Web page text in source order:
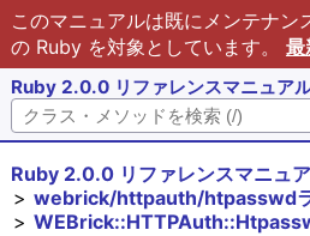
このマニュアルは既にメンテナン
の Ruby を対象としています。 最
Ruby 2.0.0 リファレンスマニュア
Ruby 2.0.0 リファレンスマニュ
webrick/httpauth/htpasswd